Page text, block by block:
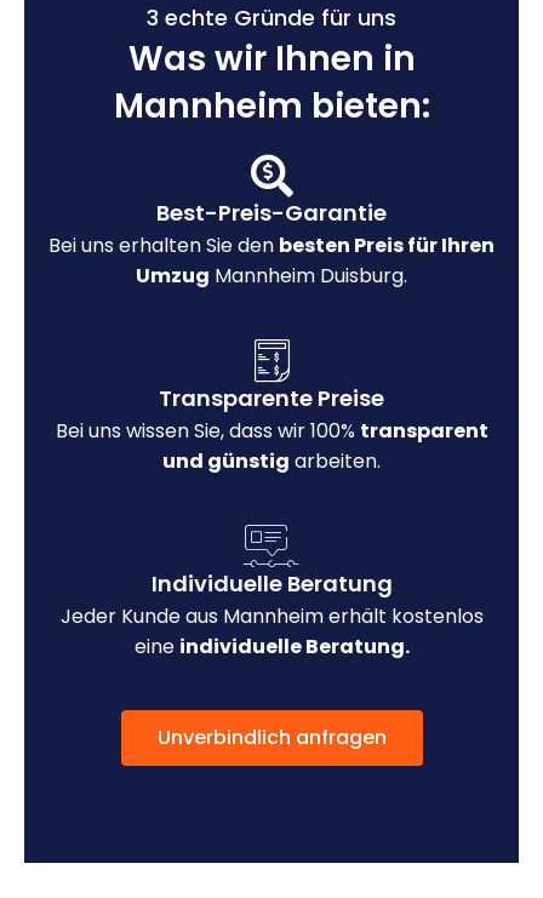
3 echte Gründe für uns
Was wir Ihnen in
Mannheim bieten:
Best-Preis-Garantie
Bei uns erhalten Sie den besten Preis für Ihren
Umzug Mannheim Duisburg.
Transparente Preise
Bei uns wissen Sie, dass wir 100% transparent
und günstig arbeiten.
Individuelle Beratung
Jeder Kunde aus Mannheim erhält kostenlos
eine individuelle Beratung.
Unverbindlich anfragen